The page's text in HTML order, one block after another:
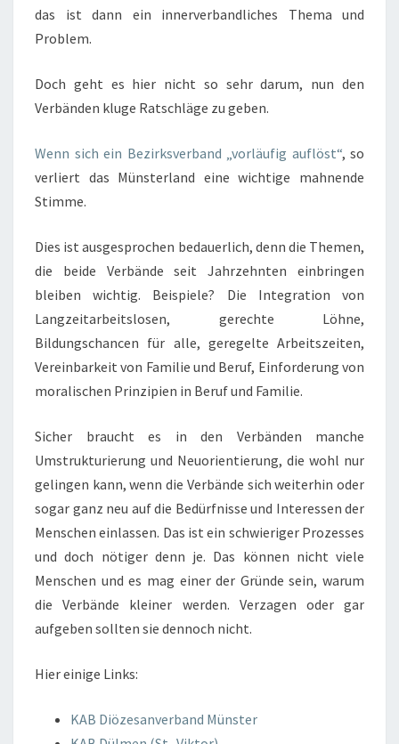
das ist dann ein innerverbandliches Thema und
Problem.
Doch geht es hier nicht so sehr darum, nun den
Verbänden kluge Ratschläge zu geben.
Wenn sich ein Bezirksverband „vorläufig auflöst“, so
verliert das Münsterland eine wichtige mahnende
Stimme.
Dies ist ausgesprochen bedauerlich, denn die Themen,
die beide Verbände seit Jahrzehnten einbringen
bleiben wichtig. Beispiele? Die Integration von
Langzeitarbeitslosen, gerechte Löhne,
Bildungschancen für alle, geregelte Arbeitszeiten,
Vereinbarkeit von Familie und Beruf, Einforderung von
moralischen Prinzipien in Beruf und Familie.
Sicher braucht es in den Verbänden manche
Umstrukturierung und Neuorientierung, die wohl nur
gelingen kann, wenn die Verbände sich weiterhin oder
sogar ganz neu auf die Bedürfnisse und Interessen der
Menschen einlassen. Das ist ein schwieriger Prozesses
und doch nötiger denn je. Das können nicht viele
Menschen und es mag einer der Gründe sein, warum
die Verbände kleiner werden. Verzagen oder gar
aufgeben sollten sie dennoch nicht.
Hier einige Links:
KAB Diözesanverband Münster